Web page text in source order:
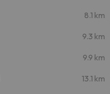
8.1 km
9.3 km
9.9 km
13.1 km